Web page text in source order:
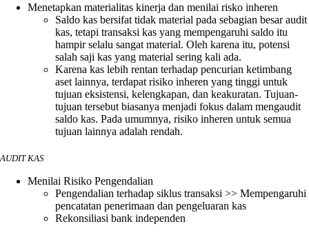
Menetapkan materialitas kinerja dan menilai risko inheren
Saldo kas bersifat tidak material pada sebagian besar audit
kas, tetapi transaksi kas yang mempengaruhi saldo itu
hampir selalu sangat material. Oleh karena itu, potensi
salah saji kas yang material sering kali ada.
Karena kas lebih rentan terhadap pencurian ketimbang
aset lainnya, terdapat risiko inheren yang tinggi untuk
tujuan eksistensi, kelengkapan, dan keakuratan. Tujuan-
tujuan tersebut biasanya menjadi fokus dalam mengaudit
saldo kas. Pada umumnya, risiko inheren untuk semua
tujuan lainnya adalah rendah.
AUDIT KAS
Menilai Risiko Pengendalian
Pengendalian terhadap siklus transaksi >> Mempengaruhi
pencatatan penerimaan dan pengeluaran kas
Rekonsiliasi bank independen